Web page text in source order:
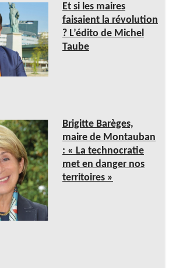
Et si les maires
faisaient la révolution
? L’édito de Michel
Taube
Brigitte Barèges,
maire de Montauban
: « La technocratie
met en danger nos
territoires »